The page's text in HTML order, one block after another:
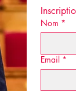
Nom *
Email *